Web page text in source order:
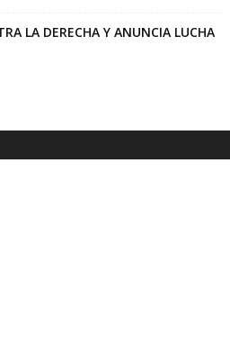
LA DERECHA Y ANUNCIA LUCHA